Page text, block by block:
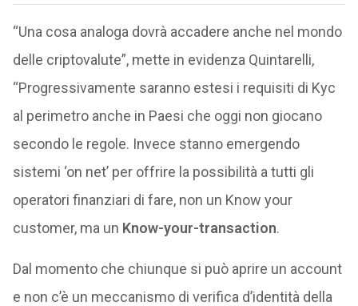
“Una cosa analoga dovrà accadere anche nel mondo
delle criptovalute”, mette in evidenza Quintarelli,
“Progressivamente saranno estesi i requisiti di Kyc
al perimetro anche in Paesi che oggi non giocano
secondo le regole. Invece stanno emergendo
sistemi ‘on net’ per offrire la possibilità a tutti gli
operatori finanziari di fare, non un Know your
customer, ma un Know-your-transaction.
Dal momento che chiunque si può aprire un account
e non c’è un meccanismo di verifica d’identità della